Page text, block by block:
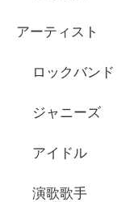
アーティスト
ロックバンド
ジャニーズ
アイドル
演歌歌手